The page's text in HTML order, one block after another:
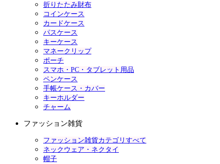
折りたたみ財布
コインケース
カードケース
パスケース
キーケース
マネークリップ
ポーチ
スマホ・PC・タブレット用品
ペンケース
手帳ケース・カバー
キーホルダー
チャーム
ファッション雑貨
ファッション雑貨カテゴリすべて
ネックウェア・ネクタイ
帽子